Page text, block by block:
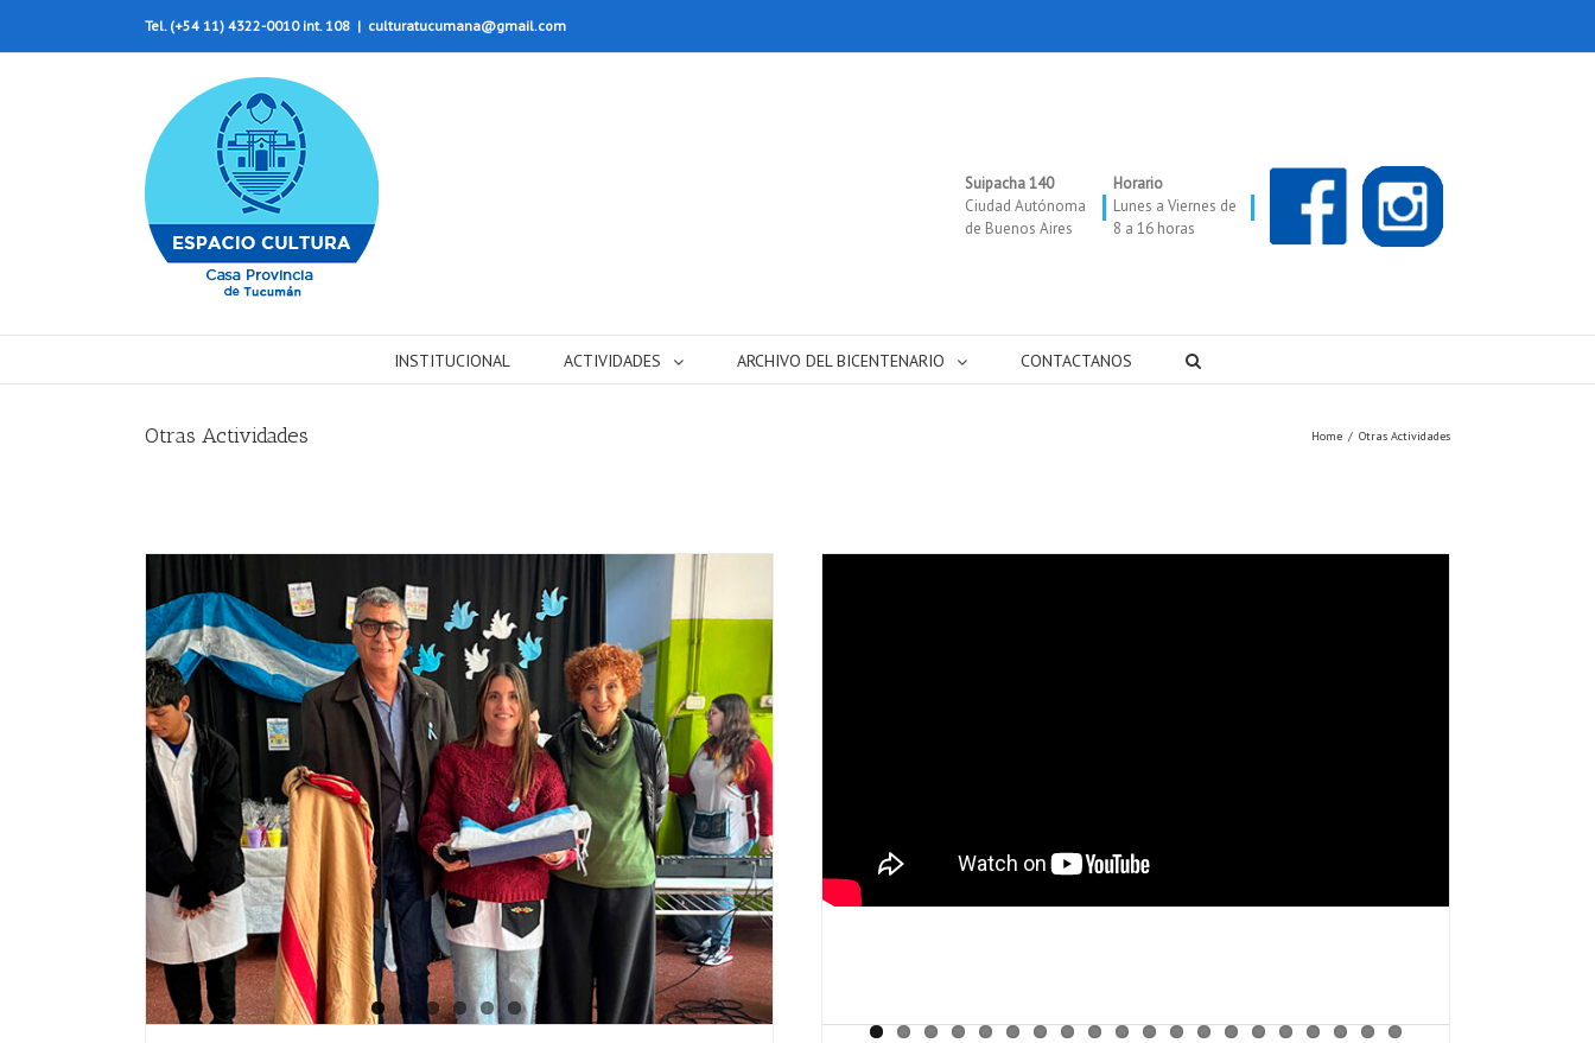
Tel. (+54 11) 4322-0010 int. 108 | culturatucumana@gmail.com
Suipacha 140
Ciudad Autónoma
de Buenos Aires
|
Horario
Lunes a Viernes de
8 a 16 horas
|
INSTITUCIONAL ACTIVIDADES ARCHIVO DEL BICENTENARIO CONTACTANOS
Otras Actividades Home / Otras Actividades